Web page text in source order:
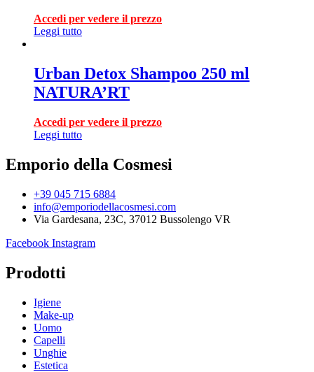
Accedi per vedere il prezzo
Leggi tutto
Urban Detox Shampoo 250 ml
NATURA’RT
Accedi per vedere il prezzo
Leggi tutto
Emporio della Cosmesi
+39 045 715 6884
info@emporiodellacosmesi.com
Via Gardesana, 23C, 37012 Bussolengo VR
Facebook Instagram
Prodotti
Igiene
Make-up
Uomo
Capelli
Unghie
Estetica